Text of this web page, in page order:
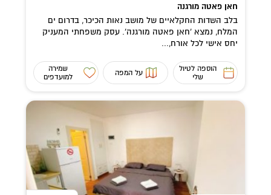
חאן פאטה מורגנה
בלב השדות החקלאיים של מושב נאות הכיכר, בדרום ים
המלח, נמצא 'חאן פאטה מורגנה'. עסק משפחתי המעניק
יחס אישי לכל אורח,...
הוספה לטיול
שלי
על המפה
שמירה
למועדפים